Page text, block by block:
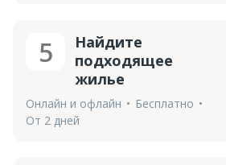
5
Найдите
подходящее
жилье
Онлайн и офлайн
Бесплатно
От 2 дней